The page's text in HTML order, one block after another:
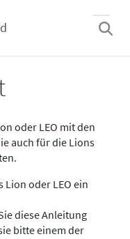
oder LEO mit den
auch für die Lions
Lion oder LEO ein
diese Anleitung
bitte einem der